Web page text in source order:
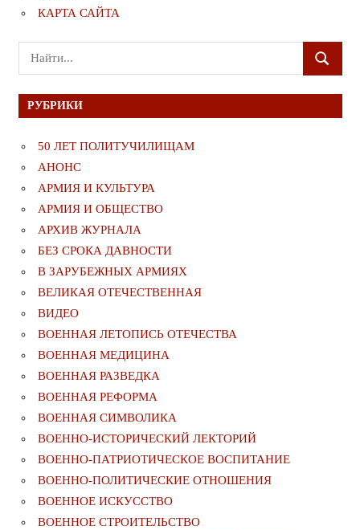
КАРТА САЙТА
Поиск
для:
ПОИСК
РУБРИКИ
50 ЛЕТ ПОЛИТУЧИЛИЩАМ
АНОНС
АРМИЯ И КУЛЬТУРА
АРМИЯ И ОБЩЕСТВО
АРХИВ ЖУРНАЛА
БЕЗ СРОКА ДАВНОСТИ
В ЗАРУБЕЖНЫХ АРМИЯХ
ВЕЛИКАЯ ОТЕЧЕСТВЕННАЯ
ВИДЕО
ВОЕННАЯ ЛЕТОПИСЬ ОТЕЧЕСТВА
ВОЕННАЯ МЕДИЦИНА
ВОЕННАЯ РАЗВЕДКА
ВОЕННАЯ РЕФОРМА
ВОЕННАЯ СИМВОЛИКА
ВОЕННО-ИСТОРИЧЕСКИЙ ЛЕКТОРИЙ
ВОЕННО-ПАТРИОТИЧЕСКОЕ ВОСПИТАНИЕ
ВОЕННО-ПОЛИТИЧЕСКИE ОТНОШЕНИЯ
ВОЕННОЕ ИСКУССТВО
ВОЕННОЕ СТРОИТЕЛЬСТВО